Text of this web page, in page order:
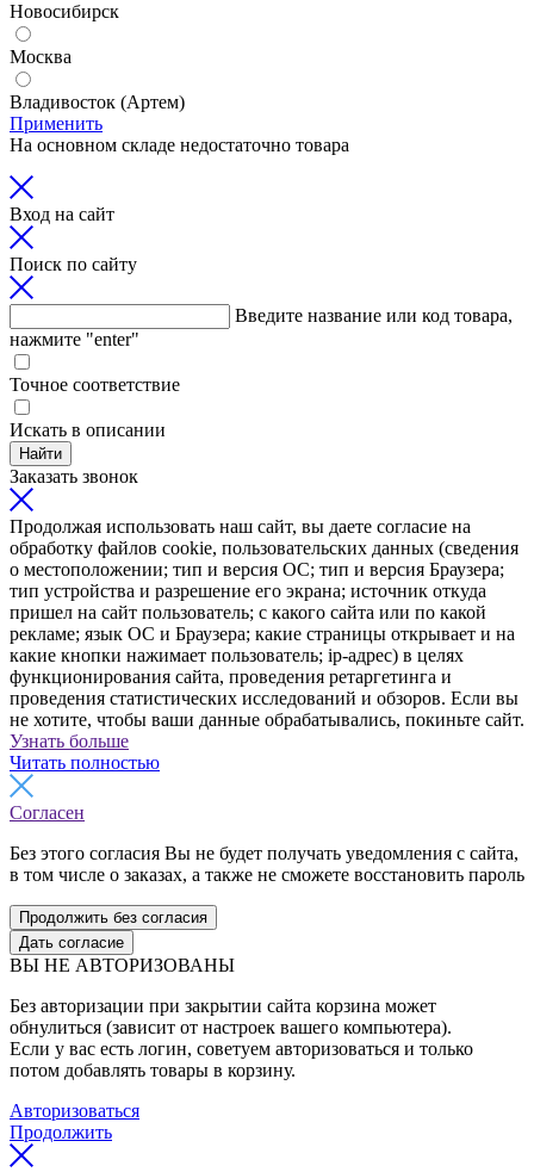
Новосибирск
Москва
Владивосток (Артем)
Применить
На основном складе недостаточно товара
Вход на сайт
Поиск по сайту
Введите название или код товара,
нажмите "enter"
Точное соответствие
Искать в описании
Найти
Заказать звонок
Продолжая использовать наш сайт, вы даете согласие на
обработку файлов cookie, пользовательских данных (сведения
о местоположении; тип и версия ОС; тип и версия Браузера;
тип устройства и разрешение его экрана; источник откуда
пришел на сайт пользователь; с какого сайта или по какой
рекламе; язык ОС и Браузера; какие страницы открывает и на
какие кнопки нажимает пользователь; ip-адрес) в целях
функционирования сайта, проведения ретаргетинга и
проведения статистических исследований и обзоров. Если вы
не хотите, чтобы ваши данные обрабатывались, покиньте сайт.
Узнать больше
Читать полностью
Согласен
Без этого согласия Вы не будет получать уведомления с сайта,
в том числе о заказах, а также не сможете восстановить пароль
Продолжить без согласия
Дать согласие
ВЫ НЕ АВТОРИЗОВАНЫ
Без авторизации при закрытии сайта корзина может
обнулиться (зависит от настроек вашего компьютера).
Если у вас есть логин, советуем авторизоваться и только
потом добавлять товары в корзину.
Авторизоваться
Продолжить